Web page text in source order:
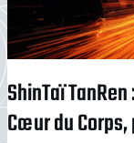
ShinTaï
Cœur du Corps,